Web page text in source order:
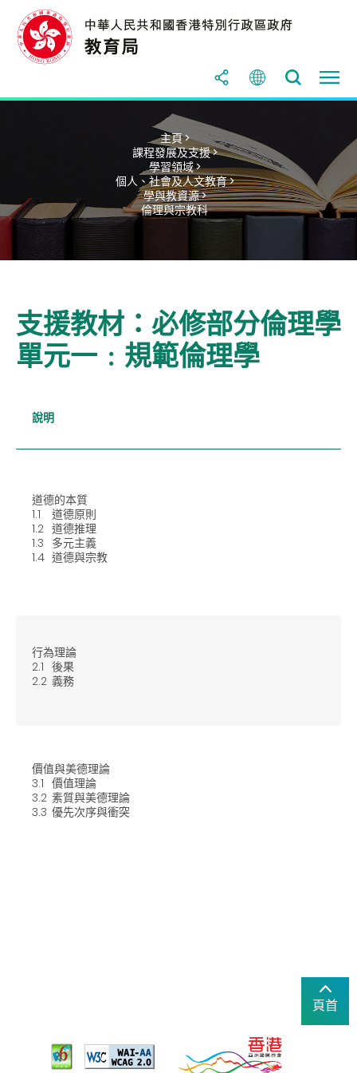
主頁 >
課程發展及支援 >
學習領域 >
個人、社會及人文教育 >
學與教資源 >
倫理與宗教科
支援教材：必修部分倫理學
單元一﹕規範倫理學
說明
道德的本質
1.1
道德原則
1.2 道德推理
1.3 多元主義
1.4 道德與宗教
行為理論
2.1 後果
2.2 義務
價值與美德理論
3.1 價值理論
3.2 素質與美德理論
3.3 優先次序與衝突
頁首